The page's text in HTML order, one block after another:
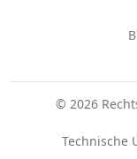
© 2026
Technische